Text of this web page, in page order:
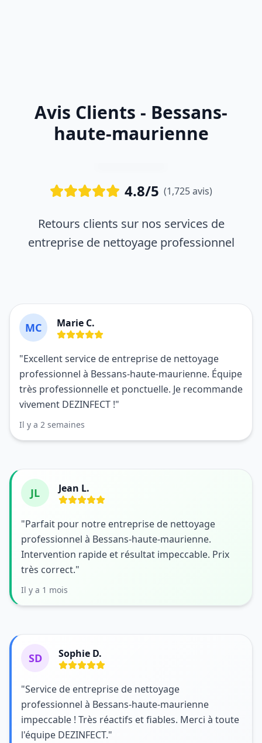
Avis Clients - Bessans-
haute-maurienne
4.8/5 (1,725 avis)
Retours clients sur nos services de
entreprise de nettoyage professionnel
MC Marie C.
"Excellent service de entreprise de nettoyage
professionnel à Bessans-haute-maurienne. Équipe
très professionnelle et ponctuelle. Je recommande
vivement DEZINFECT !"
Il y a 2 semaines
JL Jean L.
"Parfait pour notre entreprise de nettoyage
professionnel à Bessans-haute-maurienne.
Intervention rapide et résultat impeccable. Prix
très correct."
Il y a 1 mois
SD Sophie D.
"Service de entreprise de nettoyage
professionnel à Bessans-haute-maurienne
impeccable ! Très réactifs et fiables. Merci à toute
l'équipe DEZINFECT."